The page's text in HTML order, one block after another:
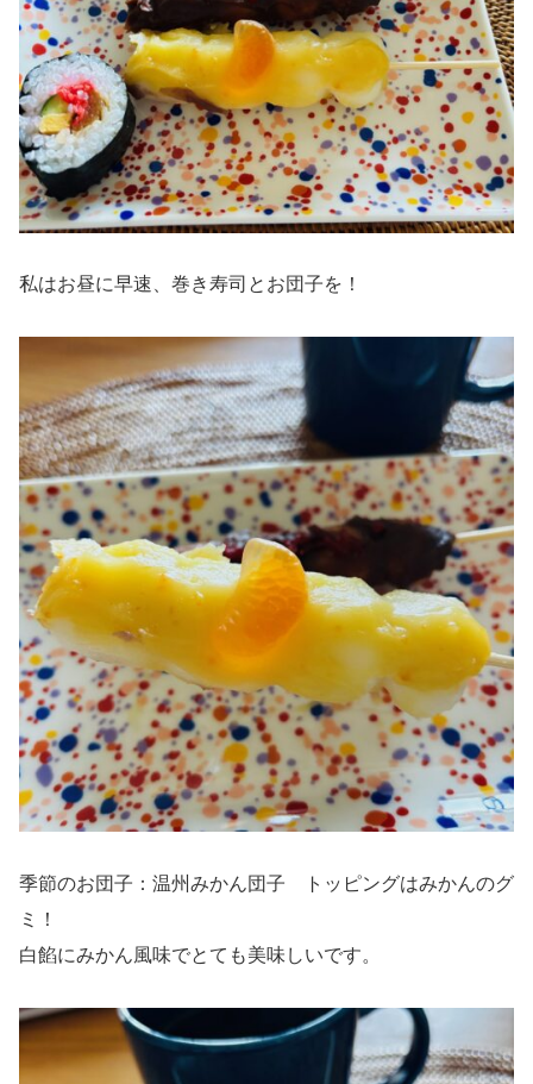
私はお昼に早速、巻き寿司とお団子を！
季節のお団子：温州みかん団子 トッピングはみかんのグ
ミ！
白餡にみかん風味でとても美味しいです。